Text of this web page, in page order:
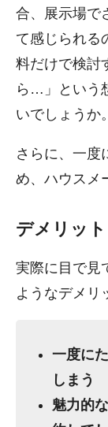
合、展示場で
て感じられる
料だけで検討
ら…」という
いでしょうか。
さらに、一度
め、ハウスメ
デメリット
実際に目で見
ようなデメリ
一度に
しまう
魅力的